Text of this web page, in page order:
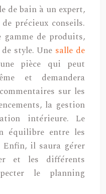
de bain à un expert,
de précieux conseils.
de produits,
style. Une salle de
pièce qui peut
et demandera
sur les
la gestion
intérieure. Le
équilibre entre les
Enfin, il saura gérer
et les différents
le planning